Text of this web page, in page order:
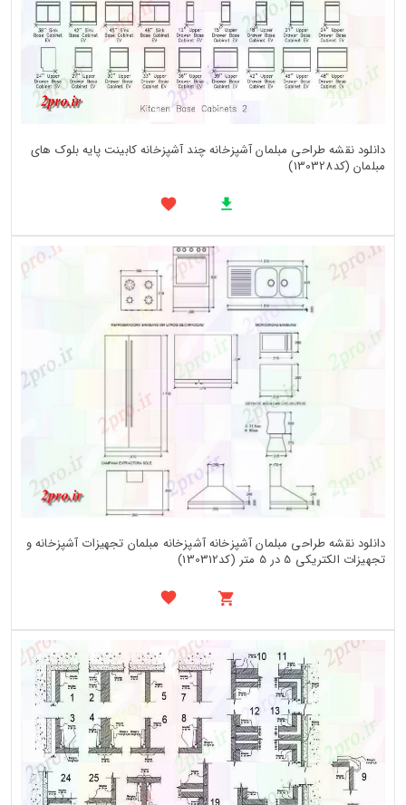
دانلود نقشه طراحی مبلمان آشپزخانه چند آشپزخانه کابینت پایه بلوک های
مبلمان (کد130328)
دانلود نقشه طراحی مبلمان آشپزخانه آشپزخانه مبلمان تجهیزات آشپزخانه و
تجهیزات الکتریکی 5 در 5 متر (کد130312)